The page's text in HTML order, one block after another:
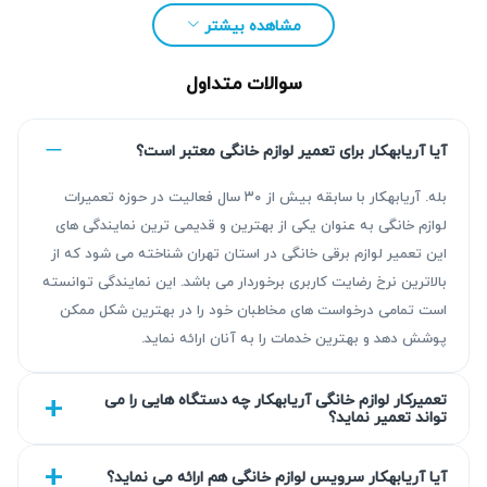
مزیت‌ آریابهکار برای تعمیر پکیج در اسلامشهر
آریابهکار با بیش از ۳۰ سال سابقه درخشان در تعمیر پکیج،
نتیجه‌ای قابل اتکا از طریق عیب‌یابی دقیق و تعمیرات استاندارد
می‌باشد. استفاده از تجهیزات پیشرفته و نیروی متخصص،
مشاهده بیشتر
سوالات متداول
آیا آریابهکار برای تعمیر لوازم خانگی معتبر است؟
بله. آریابهکار با سابقه بیش از ۳۰ سال فعالیت در حوزه تعمیرات
لوازم خانگی به عنوان یکی از بهترین و قدیمی ترین نمایندگی های
این تعمیر لوازم برقی خانگی در استان تهران شناخته می شود که از
بالاترین نرخ رضایت کاربری برخوردار می باشد. این نمایندگی توانسته
است تمامی درخواست های مخاطبان خود را در بهترین شکل ممکن
پوشش دهد و بهترین خدمات را به آنان ارائه نماید.
تعمیرکار لوازم خانگی آریابهکار چه دستگاه هایی را می
تواند تعمیر نماید؟
آیا آریابهکار سرویس لوازم خانگی هم ارائه می نماید؟